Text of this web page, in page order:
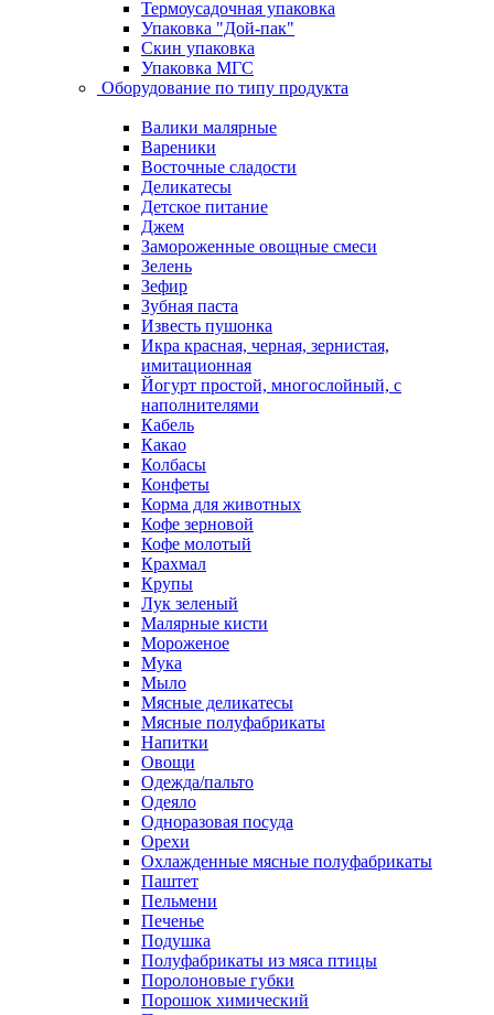
Термоусадочная упаковка
Упаковка "Дой-пак"
Скин упаковка
Упаковка МГС
Оборудование по типу продукта
Валики малярные
Вареники
Восточные сладости
Деликатесы
Детское питание
Джем
Замороженные овощные смеси
Зелень
Зефир
Зубная паста
Известь пушонка
Икра красная, черная, зернистая,
имитационная
Йогурт простой, многослойный, с
наполнителями
Кабель
Какао
Колбасы
Конфеты
Корма для животных
Кофе зерновой
Кофе молотый
Крахмал
Крупы
Лук зеленый
Малярные кисти
Мороженое
Мука
Мыло
Мясные деликатесы
Мясные полуфабрикаты
Напитки
Овощи
Одежда/пальто
Одеяло
Одноразовая посуда
Орехи
Охлажденные мясные полуфабрикаты
Паштет
Пельмени
Печенье
Подушка
Полуфабрикаты из мяса птицы
Поролоновые губки
Порошок химический